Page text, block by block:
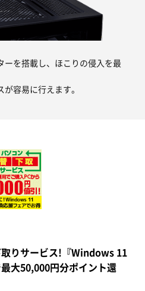
ーを搭載し、ほこりの侵入を最
容易に行えます。
りサービス!『Windows 11
大50,000円分ポイント還